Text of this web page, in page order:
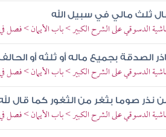
ثلث مالي في سبيل الله
الدسوقي على الشرح الكبير > باب الأيمان > فصل
الصدقة بجميع ماله أو ثلثه أو
الدسوقي على الشرح الكبير > باب الأيمان > فصل
نذر صوما بثغر من الثغور كما قال
الدسوقي على الشرح الكبير > باب الأيمان > فصل